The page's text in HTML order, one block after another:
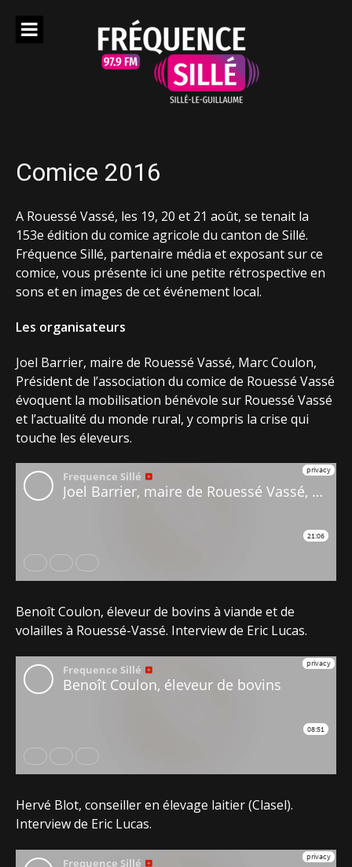
Comice 2016
A Rouessé Vassé, les 19, 20 et 21 août, se tenait la
153e édition du comice agricole du canton de Sillé.
Fréquence Sillé, partenaire média et exposant sur ce
comice, vous présente ici une petite rétrospective en
sons et en images de cet événement local.
Les organisateurs
Joel Barrier, maire de Rouessé Vassé, Marc Coulon,
Président de l’association du comice de Rouessé Vassé
évoquent la mobilisation bénévole sur Rouessé Vassé
et l’actualité du monde rural, y compris la crise qui
touche les éleveurs.
Benoît Coulon, éleveur de bovins à viande et de
volailles à Rouessé-Vassé. Interview de Eric Lucas.
Hervé Blot, conseiller en élevage laitier (Clasel).
Interview de Eric Lucas.